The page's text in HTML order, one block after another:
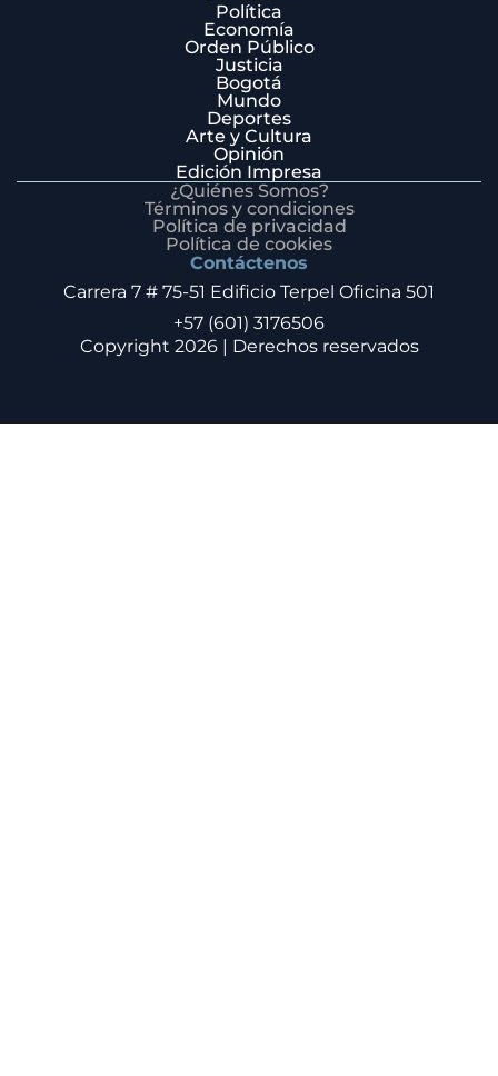
Política
Economía
Orden Público
Justicia
Bogotá
Mundo
Deportes
Arte y Cultura
Opinión
Edición Impresa
¿Quiénes Somos?
Términos y condiciones
Política de privacidad
Política de cookies
Contáctenos
Carrera 7 # 75-51 Edificio Terpel Oficina 501
+57 (601) 3176506
Copyright 2026 | Derechos reservados